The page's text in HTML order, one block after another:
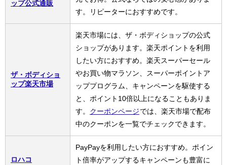
ップ公式通販
す。リピーターにおすすめです。
ザ・ボディショ
ップ楽天市場
楽天市場には、ザ・ボディショップの公式
ショップがあります。楽天ポイントを利用
したい方におすすめ。楽天スーパーセール
やお買い物マラソン、スーパーポイントア
ッププログラム、キャンペーンを駆使する
と、ポイント10倍以上になることもありま
す。 クーポンページでは、楽天市場で配布
中のクーポンを一覧でチェックできます。
ロハコ
PayPayを利用したい方におすすめ。ポイン
ト倍率がアップするキャンペーンも豊富に